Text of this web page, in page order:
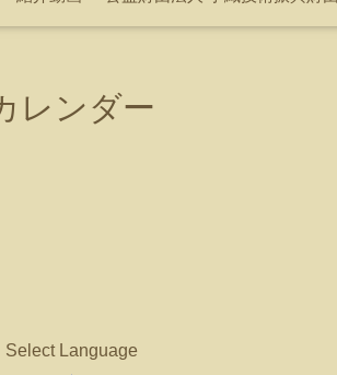
レンダー
Select Language